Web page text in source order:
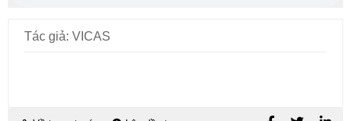
Tác giả: VICAS